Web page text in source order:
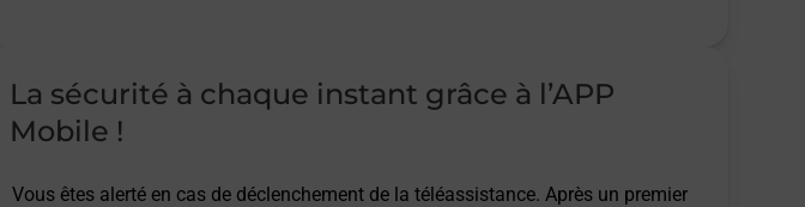
La sécurité à chaque instant grâce à l’APP
Mobile !
Vous êtes alerté en cas de déclenchement de la téléassistance. Après un premier